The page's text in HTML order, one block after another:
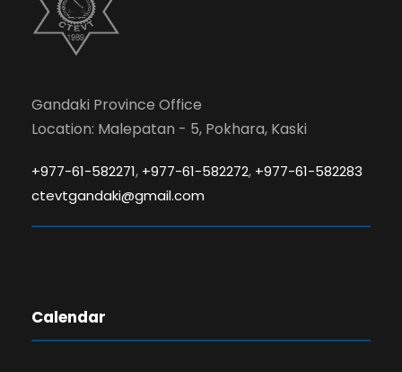
Gandaki Province Office
Location: Malepatan - 5, Pokhara, Kaski
+977-61-582271, +977-61-582272, +977-61-582283
ctevtgandaki@gmail.com
Calendar